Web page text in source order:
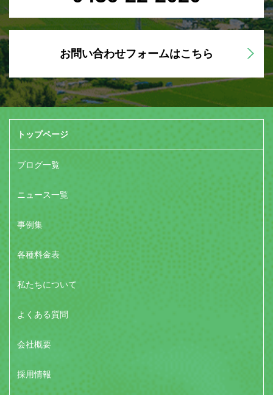
お問い合わせフォームはこちら
トップページ
ブログ一覧
ニュース一覧
事例集
各種料金表
私たちについて
よくある質問
会社概要
採用情報